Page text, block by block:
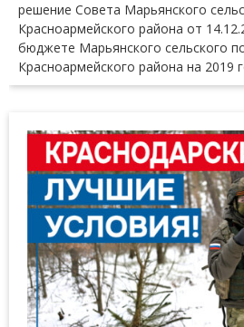
решение Совета Марьянского
Красноармейского района от
бюджете Марьянского сельского
Красноармейского района на 2019